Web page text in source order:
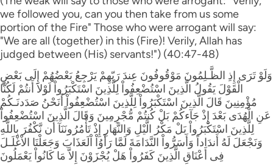
we followed you, can you then take from us some
portion of the Fire" Those who were arrogant will say:
"We are all (together) in this (Fire)! Verily, Allah has
judged between (His) servants!") (40:47-48)
وَلَوْ تَرَى إِذِ الظَّـلِمُونَ مَوْقُوفُونَ عِندَ رَبّهِمْ يَرْجِعُ بَعْضُهُمْ إِلَى بَعْضٍ
الْقَوْلَ يَقُولُ الَّذِينَ اسْتُضْعِفُواْ لِلَّذِينَ اسْتَكْبَرُواْ لَوْلاَ أَنتُمْ لَكُنَّا
مُؤْمِنِينَ قَالَ الَّذِينَ اسْتَكْبَرُواْ لِلَّذِينَ اسْتُضْعِفُواْ أَنَحْنُ صَدَدنَـكُمْ
عَنِ الْهُدَى بَعْدَ إِذْ جَآءكُمْ بَلْ كُنتُمْ مُّجْرِمِينَ وَقَالَ الَّذِينَ اسْتُضْعِفُواْ
لِلَّذِينَ اسْتَكْبَرُواْ بَلْ مَكْرُ الَّيْلِ وَالنَّهَارِ إِذْ تَأْمُرُونَنَآ أَن نَّكْفُرَ بِاللَّهِ
وَنَجْعَلَ لَهُ أَندَاداً وَأَسَرُّواْ النَّدَامَةَ لَمَّا رَأَوُاْ اْلَعَذَابَ وَجَعَلْنَا الاْغْلَـلَ
فِى أَعْنَاقِ الَّذِينَ كَفَرُواْ هَلْ يُجْزَوْنَ إِلاَّ مَا كَانُواْ يَعْمَلُونَ